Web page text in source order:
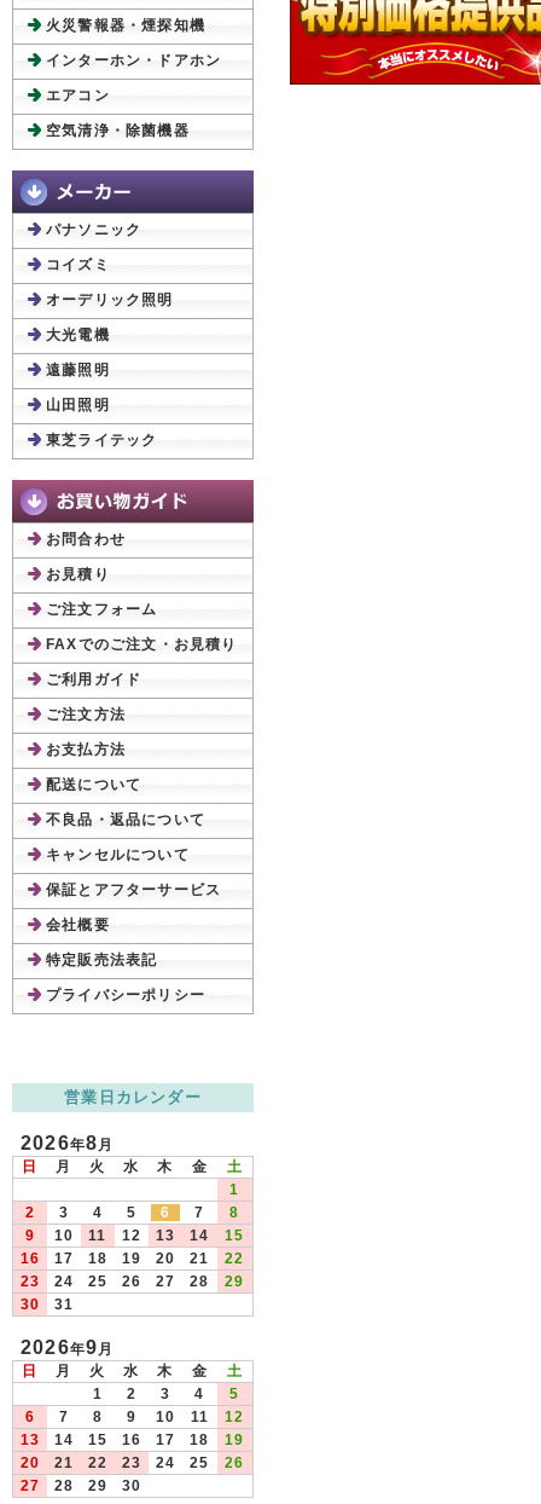
火災警報器・煙探知機
インターホン・ドアホン
エアコン
空気清浄・除菌機器
パナソニック
コイズミ
オーデリック照明
大光電機
遠藤照明
山田照明
東芝ライテック
お問合わせ
お見積り
ご注文フォーム
FAXでのご注文・お見積り
ご利用ガイド
ご注文方法
お支払方法
配送について
不良品・返品について
キャンセルについて
保証とアフターサービス
会社概要
特定販売法表記
プライバシーポリシー
営業日カレンダー
2026年8月
日
月 火 水 木 金
土
1
2
3 4 5 6 7
8
9
10 11 12 13 14
15
16
17 18 19 20 21
22
23
24 25 26 27 28
29
30
31
2026年9月
日
月 火 水 木 金
土
1
2 3 4
5
6
7 8 9 10 11
12
13
14 15 16 17 18
19
20
21 22 23 24 25
26
27
28 29
30